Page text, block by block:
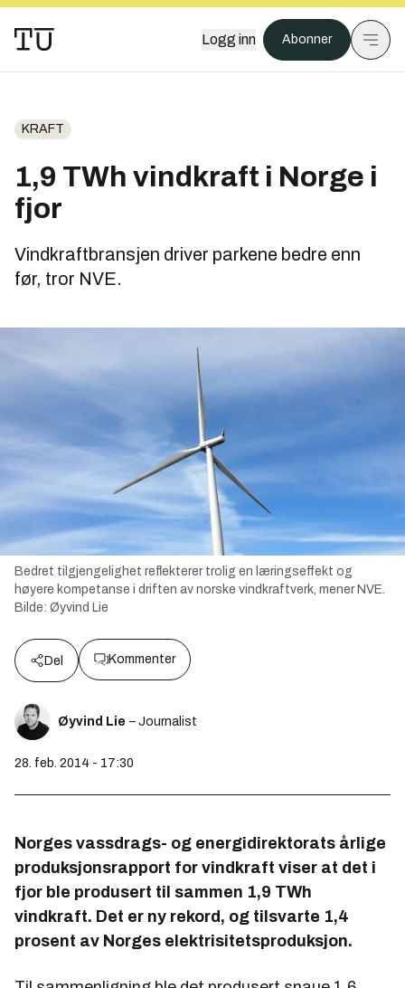
Logg inn Abonner
KRAFT
1,9 TWh vindkraft i Norge i
fjor
Vindkraftbransjen driver parkene bedre enn
før, tror NVE.
Bedret tilgjengelighet reflekterer trolig en læringseffekt og
høyere kompetanse i driften av norske vindkraftverk, mener NVE.
Bilde: Øyvind Lie
Del Kommenter
Øyvind Lie – Journalist
28. feb. 2014 - 17:30
Norges vassdrags- og energidirektorats årlige
produksjonsrapport for vindkraft viser at det i
fjor ble produsert til sammen 1,9 TWh
vindkraft. Det er ny rekord, og tilsvarte 1,4
prosent av Norges elektrisitetsproduksjon.